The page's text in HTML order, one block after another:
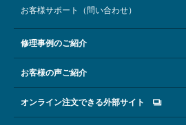
お客様サポート（問い合わせ）
修理事例のご紹介
お客様の声ご紹介
オンライン注文できる外部サイト